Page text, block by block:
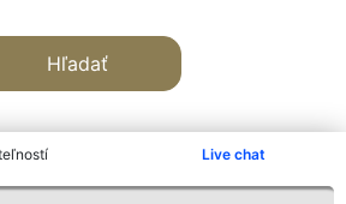
Live chat
Hľadať